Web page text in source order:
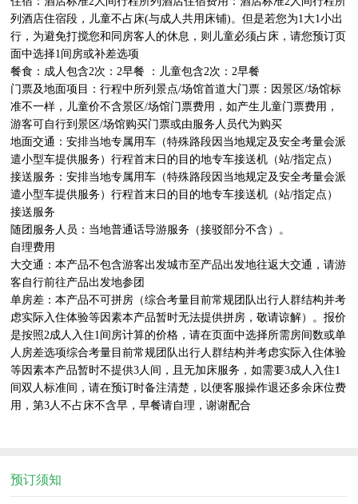
列酒店住宿段，儿童不占床(与成人共用床铺)。但是若您为1大1小出
行，为避免打搅您和同房客人的休息，则儿童必须占床，请您预订页
面中选择1间房或补差选项
餐食：成人包含2次：2早餐 ：儿童包含2次：2早餐
门票及地面项目：行程中所列景点/场馆首道大门票：因景区/场馆标
准不一样，儿童价不含景区/场馆门票费用，如产生儿童门票费用，
游客可自行到景区/场馆购买门票或由服务人员代为购买
地面交通：安排当地专属用车（特殊路段因当地规定及安全考量会派
遣小型车提供服务）行程首末日的目的地专车接送机（站/指定点）
接送服务：安排当地专属用车（特殊路段因当地规定及安全考量会派
遣小型车提供服务）行程首末日的目的地专车接送机（站/指定点）
接送服务
随团服务人员：当地普通话导游服务（接驳部分不含）。
自理费用
大交通：本产品不包含游客出发城市至产品出发地往返大交通，请游
客自行前往产品出发地参团
单房差：本产品不可拼房（综合考量目前常规团队出行人群结构并考
虑实际入住体验等因素本产品暂时无法提供拼房，敬请谅解）。报价
是按照2成人入住1间房计算的价格，请在页面中选择所需房间数或单
人房差选项综合考量目前常规团队出行人群结构并考虑实际入住体验
等因素本产品暂时不提供3人间，且无加床服务，如需要3成人入住1
间双人标准间，请在预订时备注清楚，以便客服操作退还多余床位费
用，第3人不占床不含早，早餐请自理，谢谢配合
预订须知